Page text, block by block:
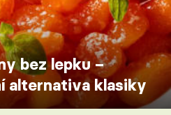
bez lepku –
alternativa klasiky